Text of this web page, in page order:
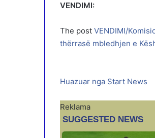
VENDIMI:
The post VENDIMI/
thërrasë mbledhjen e
Huazuar nga Start News
Reklama